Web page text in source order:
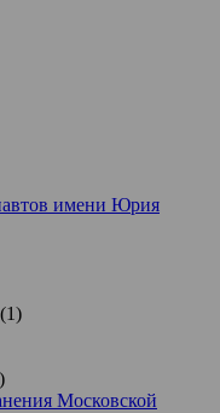
имени Юрия
(1)
Московской